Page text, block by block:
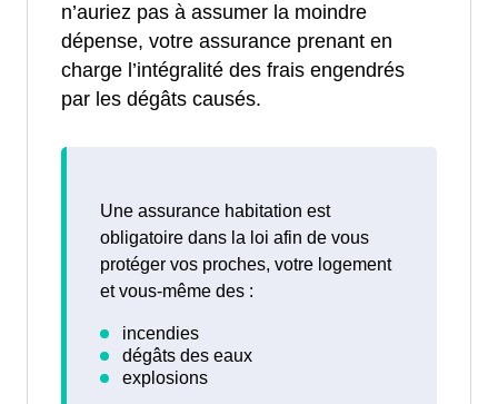
n’auriez pas à assumer la moindre
dépense, votre assurance prenant en
charge l’intégralité des frais engendrés
par les dégâts causés.
Une assurance habitation est
obligatoire dans la loi afin de vous
protéger vos proches, votre logement
et vous-même des :